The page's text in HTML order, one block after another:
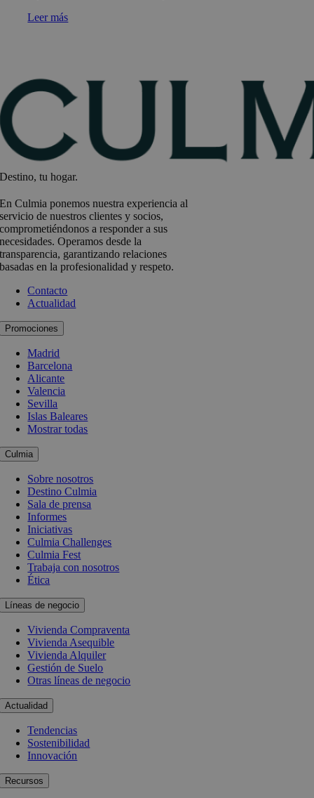
Leer más
Destino, tu hogar.
En Culmia ponemos nuestra experiencia al
servicio de nuestros clientes y socios,
comprometiéndonos a responder a sus
necesidades. Operamos desde la
transparencia, garantizando relaciones
basadas en la profesionalidad y respeto.
Contacto
Actualidad
Promociones
Madrid
Barcelona
Alicante
Valencia
Sevilla
Islas Baleares
Mostrar todas
Culmia
Sobre nosotros
Destino Culmia
Sala de prensa
Informes
Iniciativas
Culmia Challenges
Culmia Fest
Trabaja con nosotros
Ética
Líneas de negocio
Vivienda Compraventa
Vivienda Asequible
Vivienda Alquiler
Gestión de Suelo
Otras líneas de negocio
Actualidad
Tendencias
Sostenibilidad
Innovación
Recursos